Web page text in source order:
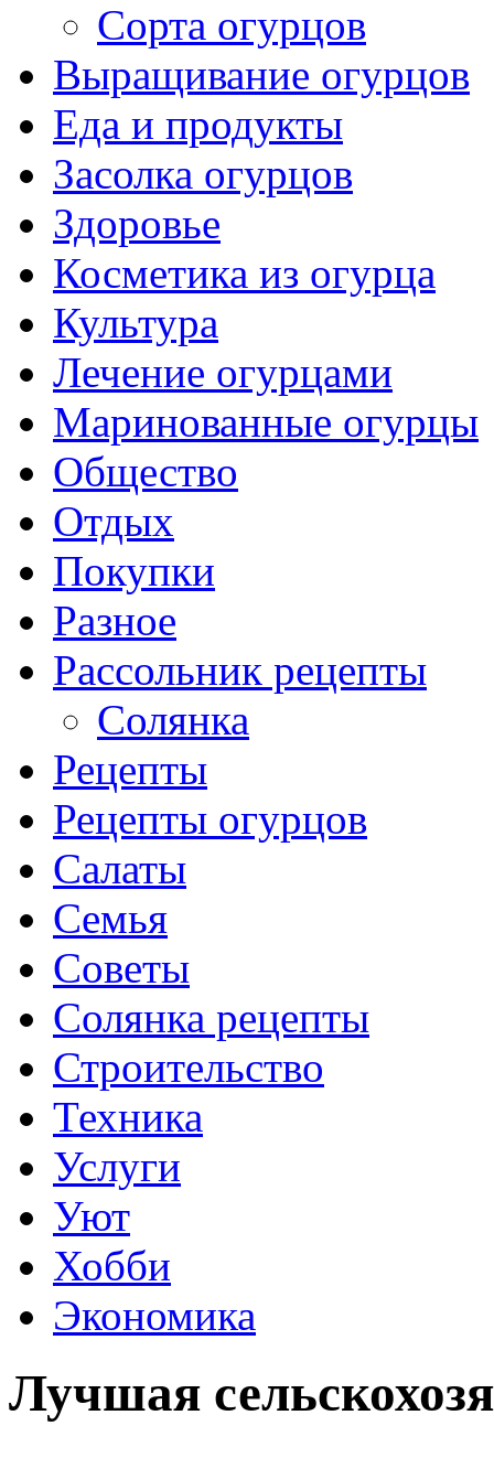
Сорта огурцов
Выращивание огурцов
Еда и продукты
Засолка огурцов
Здоровье
Косметика из огурца
Культура
Лечение огурцами
Маринованные огурцы
Общество
Отдых
Покупки
Разное
Рассольник рецепты
Солянка
Рецепты
Рецепты огурцов
Салаты
Семья
Советы
Солянка рецепты
Строительство
Техника
Услуги
Уют
Хобби
Экономика
Лучшая